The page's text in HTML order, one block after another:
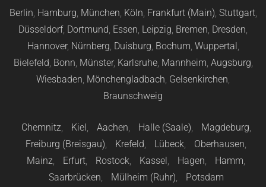
Berlin, Hamburg, München, Köln, Frankfurt (Main), Stuttgart,
Düsseldorf, Dortmund, Essen, Leipzig, Bremen, Dresden,
Hannover, Nürnberg, Duisburg, Bochum, Wuppertal,
Bielefeld, Bonn, Münster, Karlsruhe, Mannheim, Augsburg,
Wiesbaden, Mönchengladbach, Gelsenkirchen,
Braunschweig
Chemnitz, Kiel, Aachen, Halle (Saale), Magdeburg,
Freiburg (Breisgau), Krefeld, Lübeck, Oberhausen,
Mainz, Erfurt, Rostock, Kassel, Hagen, Hamm,
Saarbrücken, Mülheim (Ruhr), Potsdam